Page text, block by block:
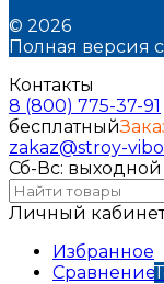
© 2026
Полная версия
Контакты
8 (800) 775-37-91
бесплатный
zakaz@stroy-
Сб-Вс: выходной
Личный
Избранное
Сравнение